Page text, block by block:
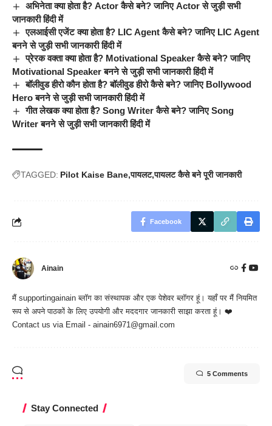
अभिनेता क्या होता है? Actor कैसे बने? जानिए Actor से जुड़ी सभी
जानकारी हिंदी में
एलआईसी एजेंट क्या होता है? LIC Agent कैसे बने? जानिए LIC Agent
बनने से जुड़ी सभी जानकारी हिंदी में
प्रेरक वक्ता क्या होता है? Motivational Speaker कैसे बने? जानिए
Motivational Speaker बनने से जुड़ी सभी जानकारी हिंदी में
बॉलीवुड हीरो कौन होता है? बॉलीवुड हीरो कैसे बने? जानिए Bollywood
Hero बनने से जुड़ी सभी जानकारी हिंदी में
गीत लेखक क्या होता है? Song Writer कैसे बने? जानिए Song
Writer बनने से जुड़ी सभी जानकारी हिंदी में
TAGGED: Pilot Kaise Bane पायलट पायलट कैसे बने पूरी जानकारी
Facebook
Ainain
मैं supportingainain ब्लॉग का संस्थापक और एक पेशेवर ब्लॉगर हूं। यहाँ पर मैं नियमित
रूप से अपने पाठकों के लिए उपयोगी और मददगार जानकारी साझा करता हूं। ❤️
Contact us via Email - ainain6971@gmail.com
5 Comments
Stay Connected